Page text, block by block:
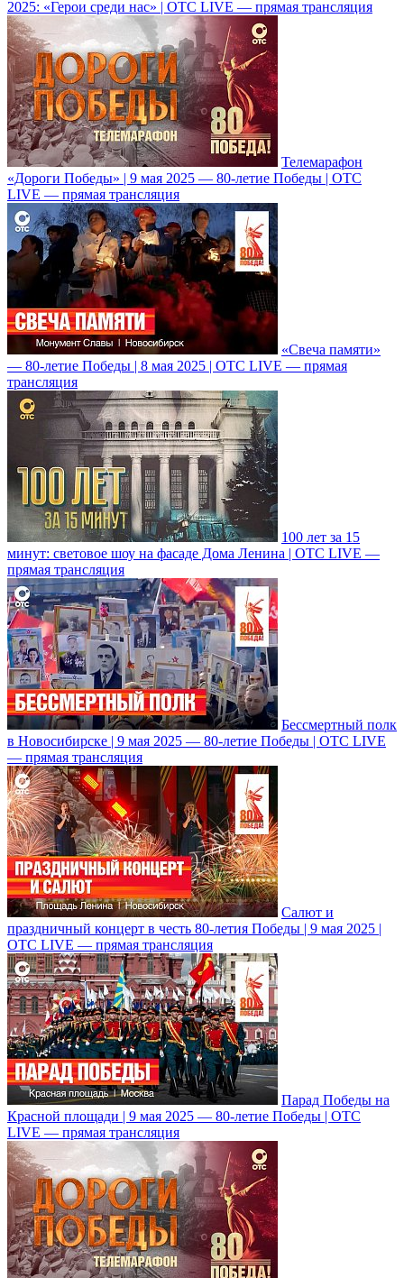
2025: «Герои среди нас» | ОТС LIVE — прямая трансляция
Телемарафон
«Дороги Победы» | 9 мая 2025 — 80-летие Победы | ОТС
LIVE — прямая трансляция
«Свеча памяти»
— 80-летие Победы | 8 мая 2025 | ОТС LIVE — прямая
трансляция
100 лет за 15
минут: световое шоу на фасаде Дома Ленина | ОТС LIVE —
прямая трансляция
Бессмертный полк
в Новосибирске | 9 мая 2025 — 80-летие Победы | ОТС LIVE
— прямая трансляция
Салют и
праздничный концерт в честь 80-летия Победы | 9 мая 2025 |
ОТС LIVE — прямая трансляция
Парад Победы на
Красной площади | 9 мая 2025 — 80-летие Победы | ОТС
LIVE — прямая трансляция